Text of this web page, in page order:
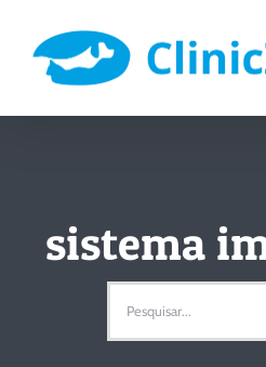
content
sistema